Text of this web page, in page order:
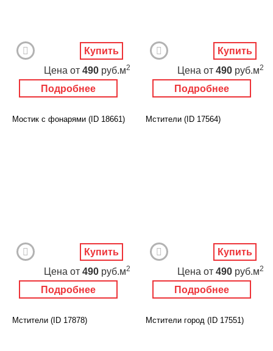
Подробнее
Цена от 490 руб.м2
Купить
Подробнее
Цена от 490 руб.м2
Купить
Мостик с фонарями (ID 18661)
Подробнее
Цена от 490 руб.м2
Купить
Мстители (ID 17564)
Подробнее
Цена от 490 руб.м2
Купить
Мстители (ID 17878) Мстители город (ID 17551)